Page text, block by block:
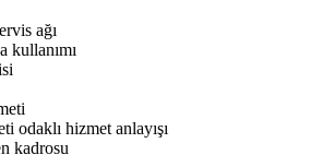
ağı
kullanımı
odaklı hizmet anlayışı
kadrosu